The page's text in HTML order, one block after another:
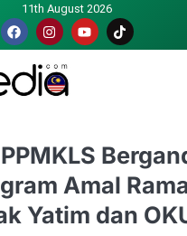
11th August 2026
Amal
Yatim dan